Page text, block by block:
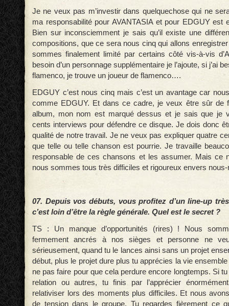
Je ne veux pas m’investir dans quelquechose qui ne
ma responsabilité pour AVANTASIA et pour EDGUY est
Bien sur inconsciemment je sais qu’il existe une
compositions, que ce sera nous cinq qui allons
sommes finalement limité par certains côté vis-à-vis
besoin d’un personnage supplémentaire je l’ajoute, si j’ai
flamenco, je trouve un joueur de flamenco….
EDGUY c’est nous cinq mais c’est un avantage car
comme EDGUY. Et dans ce cadre, je veux être sûr de
album, mon nom est marqué dessus et je sais que je
cents interviews pour défendre ce disque. Je dois donc
qualité de notre travail. Je ne veux pas expliquer quatre
que telle ou telle chanson est pourrie. Je travaille
responsable de ces chansons et les assumer. Mais ce
nous sommes tous très difficiles et rigoureux envers
07. Depuis vos débuts, vous profitez d’un line-up
c’est loin d’être la règle générale. Quel est le secret ?
TS : Un manque d’opportunités (rires) ! Nous
fermement ancrés à nos sièges et personne ne
sérieusement, quand tu le lances ainsi sans un projet
début, plus le projet dure plus tu apprécies la vie
ne pas faire pour que cela perdure encore longtemps. Si
relation ou autres, tu finis par l’apprécier
relativiser lors des moments plus difficiles. Et nous
de tension dans le groupe. Tu regardes fièrement ce